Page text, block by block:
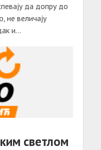
да допру до
не величају
и...
светлом